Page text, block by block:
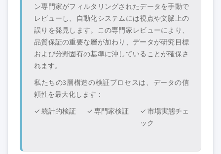
ン専門家がフィルタリングされたデータを手動で
レビューし、自動化システムには視点や文脈上の
誤りを発見します。この専門家レビューにより、
品質保証の重要な層が加わり、データが研究目標
および分野固有の基準に沖していることが確保さ
れます。
私たちの3層構造の検証プロセスは、データの信
頼性を最大化します：
✓ 統計的検証
✓ 専門家検証
✓ 市場実態チェ
ック